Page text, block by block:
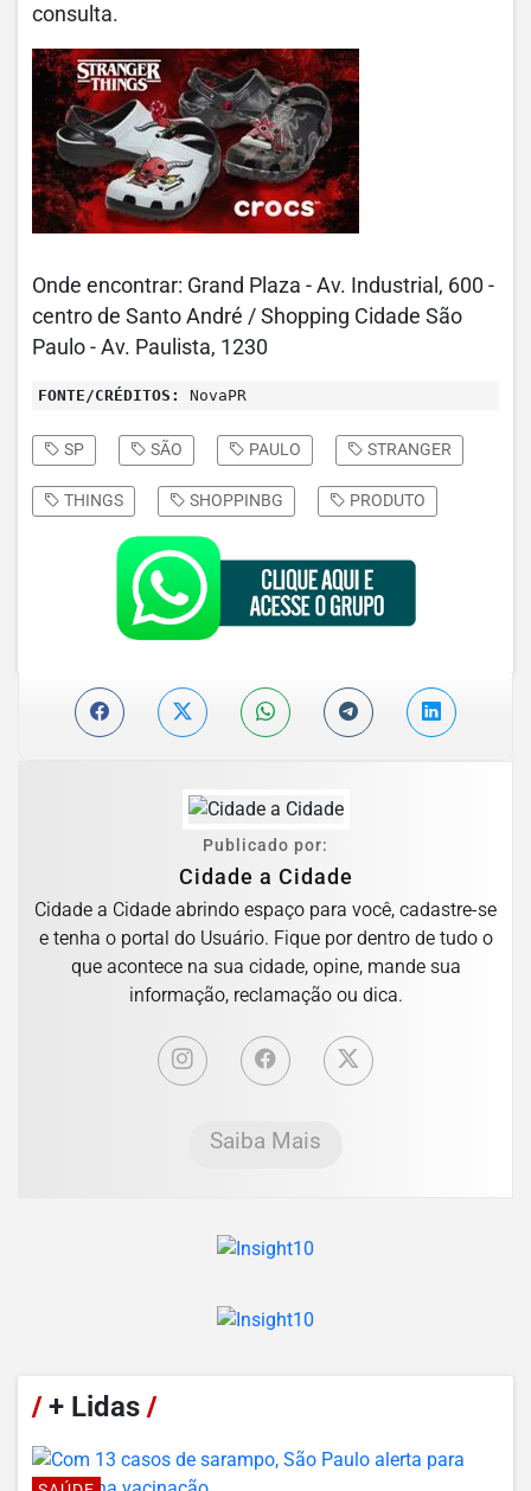
consulta.
Onde encontrar: Grand Plaza - Av. Industrial, 600 -
centro de Santo André / Shopping Cidade São
Paulo - Av. Paulista, 1230
FONTE/CRÉDITOS: NovaPR
SP SÃO PAULO STRANGER
THINGS SHOPPINBG PRODUTO
Publicado por:
Cidade a Cidade
Cidade a Cidade abrindo espaço para você, cadastre-se
e tenha o portal do Usuário. Fique por dentro de tudo o
que acontece na sua cidade, opine, mande sua
informação, reclamação ou dica.
Saiba Mais
/+ Lidas /